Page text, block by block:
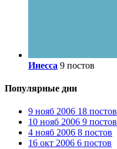
Инесса 9 постов
Популярные дни
9 нояб 2006 18 постов
10 нояб 2006 9 постов
4 нояб 2006 8 постов
16 окт 2006 6 постов